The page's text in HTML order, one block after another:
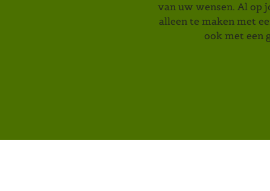
van uw wensen. Al op
alleen te maken met
ook met een